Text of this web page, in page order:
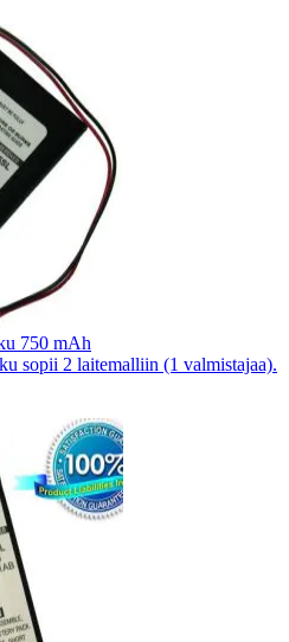
750 mAh
sopii 2 laitemalliin (1 valmistajaa).